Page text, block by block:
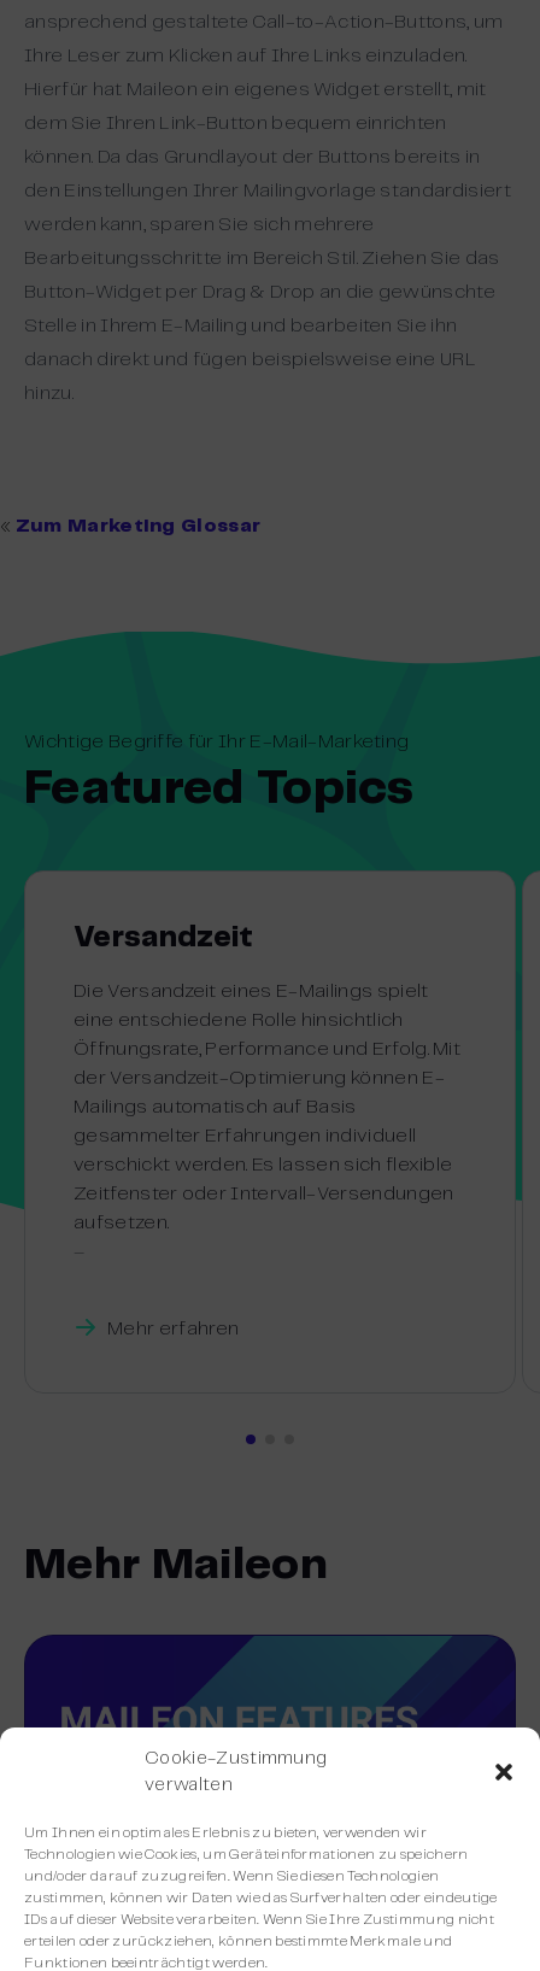
Cookie-Zustimmung
verwalten
Um Ihnen ein optimales Erlebnis zu bieten, verwenden wir
Technologien wie Cookies, um Geräteinformationen zu speichern
und/oder darauf zuzugreifen. Wenn Sie diesen Technologien
zustimmen, können wir Daten wie das Surfverhalten oder eindeutige
IDs auf dieser Website verarbeiten. Wenn Sie Ihre Zustimmung nicht
erteilen oder zurückziehen, können bestimmte Merkmale und
Funktionen beeinträchtigt werden.
ansprechend gestaltete Call-to-Action-Buttons, um
Ihre Leser zum Klicken auf Ihre Links einzuladen.
Hierfür hat Maileon ein eigenes Widget erstellt, mit
dem Sie Ihren Link-Button bequem einrichten
können. Da das Grundlayout der Buttons bereits in
den Einstellungen Ihrer Mailingvorlage standardisiert
werden kann, sparen Sie sich mehrere
Bearbeitungsschritte im Bereich Stil. Ziehen Sie das
Button-Widget per Drag & Drop an die gewünschte
Stelle in Ihrem E-Mailing und bearbeiten Sie ihn
danach direkt und fügen beispielsweise eine URL
hinzu.
« Zum Marketing Glossar
Wichtige Begriffe für Ihr E-Mail-Marketing
Featured Topics
Versandzeit
Die Versandzeit eines E-Mailings spielt
eine entschiedene Rolle hinsichtlich
Öffnungsrate, Performance und Erfolg. Mit
der Versandzeit-Optimierung können E-
Mailings automatisch auf Basis
gesammelter Erfahrungen individuell
verschickt werden. Es lassen sich flexible
Zeitfenster oder Intervall-Versendungen
aufsetzen.
–
Mehr erfahren
Mehr Maileon